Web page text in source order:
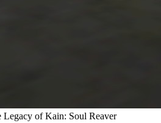
Legacy of Kain: Soul Reaver